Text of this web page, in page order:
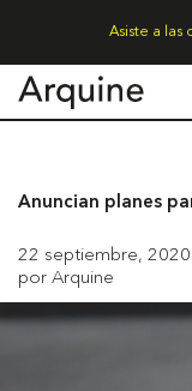
Asiste a las
Anuncian planes
22 septiembre, 2020
por Arquine